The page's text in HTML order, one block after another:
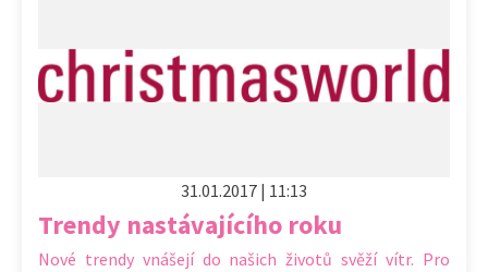
31.01.2017 | 11:13
Trendy nastávajícího roku
Nové trendy vnášejí do našich životů svěží vítr. Pro